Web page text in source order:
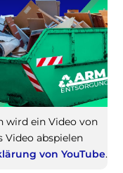
wird ein Video von
Video abspielen
von YouTube.